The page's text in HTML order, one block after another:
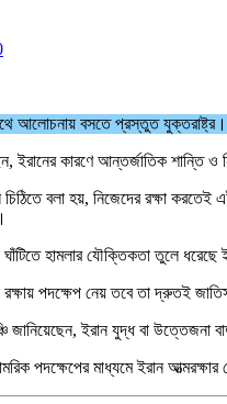
আলোচনায় বসতে প্রস্তুত যুক্তরাষ্ট্র।
ইরানের কারণে আন্তর্জাতিক
বলা হয়, নিজেদের রক্ষা করতেই
ঘাঁটিতে হামলার যৌক্তিকতা তুলে
পদক্ষেপ নেয় তবে তা দ্রুতই
জানিয়েছেন, ইরান যুদ্ধ বা উত্তেজনা
পদক্ষেপের মাধ্যমে ইরান আত্মরক্ষার